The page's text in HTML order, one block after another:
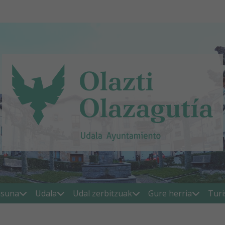
Udala Udal zerbitzuak Gure herria